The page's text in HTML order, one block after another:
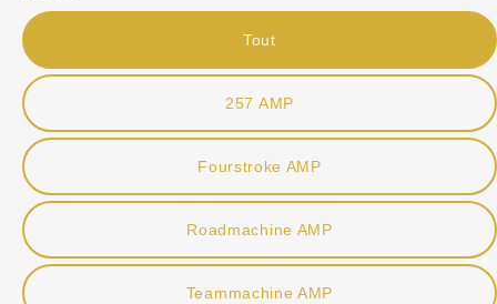
Tout
257 AMP
Fourstroke AMP
Roadmachine AMP
Teammachine AMP